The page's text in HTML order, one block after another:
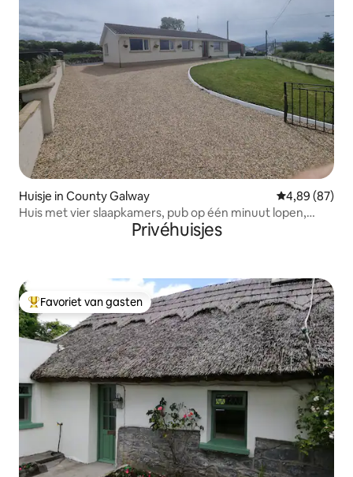
Huisje in County Galway Gemiddelde
4,89 (87)
Huis met vier slaapkamers, pub op één minuut lopen,
strand op drie minuten rijden.
Privéhuisjes
Topfavoriet van gasten
Favoriet van gasten